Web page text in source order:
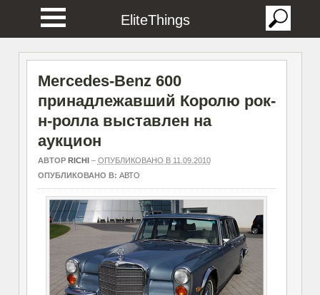
EliteThings
Mercedes-Benz 600
принадлежавший Королю рок-
н-ролла выставлен на
аукцион
АВТОР RICHI– ОПУБЛИКОВАНО В 11.09.2010
ОПУБЛИКОВАНО В: АВТО